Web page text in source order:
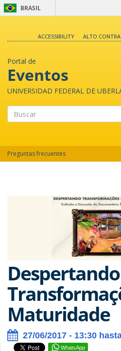
BRASIL
ACCESSIBILITY
ALTO
Portal de
Eventos
UNIVERSIDAD FEDERAL DE
Preguntas frecuentes
Despertando
Maturidade
27/06/2017 - 13:30
WhatsApp